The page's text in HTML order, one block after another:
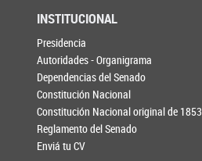
INSTITUCIONAL
Presidencia
Autoridades - Organigrama
Dependencias del Senado
Constitución Nacional
Constitución Nacional original de 1853
Reglamento del Senado
Enviá tu CV